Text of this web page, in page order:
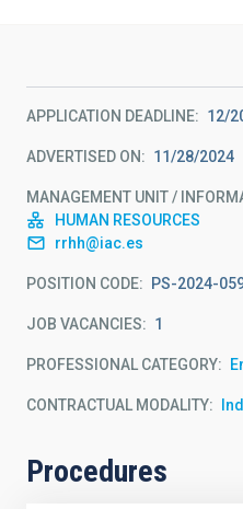
APPLICATION DEADLINE 12/
ADVERTISED ON 11/28/2024
MANAGEMENT UNIT /
HUMAN RESOURCES
rrhh@iac.es
POSITION CODE PS-2024-
JOB VACANCIES 1
PROFESSIONAL CATEGORY
CONTRACTUAL MODALITY
Procedures